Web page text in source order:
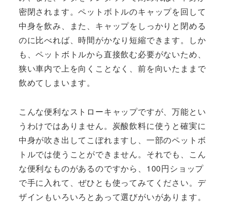
密閉されます。ペットボトルのキャップを回して
中身を飲み、また、キャップをしっかりと閉める
のに比べれば、時間がかなり短縮できます。しか
も、ペットボトルから直接飲む必要がないため、
狭い車内で上を向くことなく、前を向いたままで
飲めてしまいます。
こんな便利なストローキャップですが、万能とい
うわけではありません。炭酸飲料に使うと確実に
中身が吹き出してこぼれますし、一部のペットボ
トルでは使うことができません。それでも、こん
な便利なものがあるのですから、100円ショップ
で手に入れて、ぜひとも使ってみてください。デ
ザインもいろいろとあって選びがいがあります。